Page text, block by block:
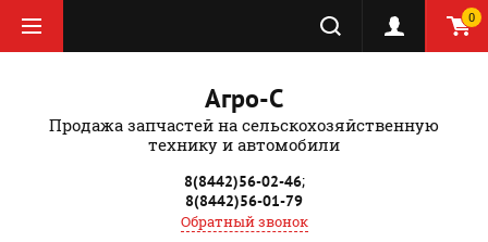
0
Агро-С
Продажа запчастей на сельскохозяйственную
технику и автомобили
8(8442)56-02-46;
8(8442)56-01-79
Обратный звонок